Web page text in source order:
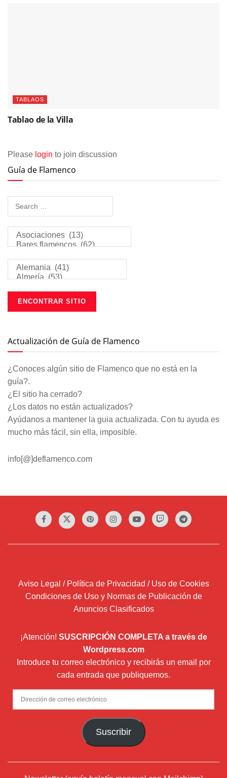
TABLAOS
Tablao de la Villa
Please login to join discussion
Guía de Flamenco
Actualización de Guía de Flamenco
¿Conoces algún sitio de Flamenco que no está en la
guía?.
¿El sitio ha cerrado?
¿Los datos no están actualizados?
Ayúdanos a mantener la guia actualizada. Con tu ayuda es
mucho más fácil, sin ella, imposible.
info[@]deflamenco.com
Aviso Legal / Política de Privacidad / Uso de Cookies
Condiciones de Uso y Normas de Publicación de
Anuncios Clasificados
¡Atención! SUSCRIPCIÓN COMPLETA a través de
Wordpress.com
Introduce tu correo electrónico y recibirás un email por
cada entrada que publiquemos.
Dirección
de
Suscribir